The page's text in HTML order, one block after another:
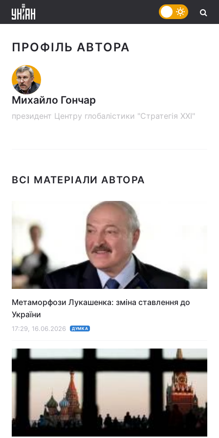
ПРОФІЛЬ АВТОРА
Михайло Гончар
президент Центру глобалістики "Стратегія ХХІ"
ВСІ МАТЕРІАЛИ АВТОРА
Метаморфози Лукашенка: зміна ставлення до
України
17:29, 16.06.2026 ДУМКА